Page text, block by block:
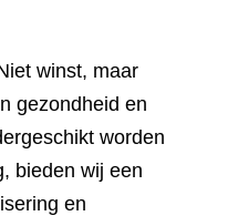
winst, maar
gezondheid en
worden
bieden wij een
en